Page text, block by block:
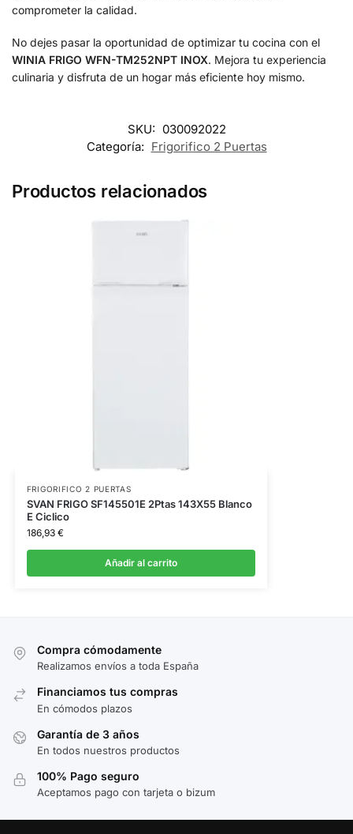
comprometer la calidad.
No dejes pasar la oportunidad de optimizar tu cocina con el
WINIA FRIGO WFN-TM252NPT INOX. Mejora tu experiencia
culinaria y disfruta de un hogar más eficiente hoy mismo.
SKU: 030092022
Categoría: Frigorifico 2 Puertas
Productos relacionados
FRIGORIFICO 2 PUERTAS
SVAN FRIGO SF145501E 2Ptas 143X55 Blanco
E Ciclico
186,93 €
Añadir al carrito
Compra cómodamente
Realizamos envíos a toda España
Financiamos tus compras
En cómodos plazos
Garantía de 3 años
En todos nuestros productos
100% Pago seguro
Aceptamos pago con tarjeta o bizum